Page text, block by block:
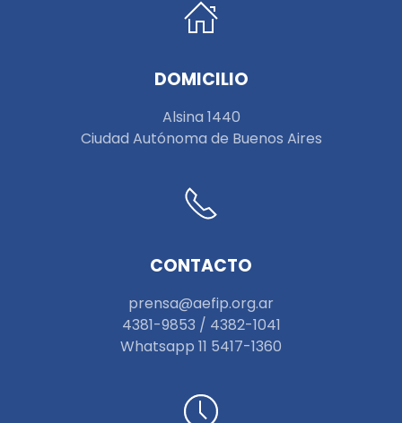
DOMICILIO
Alsina 1440
Ciudad Autónoma de Buenos Aires
CONTACTO
prensa@aefip.org.ar
4381-9853 / 4382-1041
Whatsapp 11 5417-1360